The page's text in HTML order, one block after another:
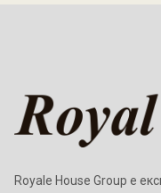
Royale House Group е